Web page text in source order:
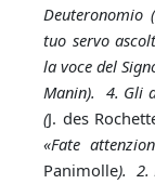
Deuteronomio (
tuo servo
la voce del
Manin). 4. Gli
(J. des
«Fate
Panimolle). 2.